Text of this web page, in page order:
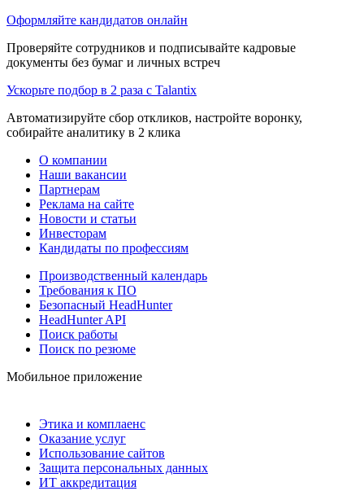
Оформляйте кандидатов онлайн
Проверяйте сотрудников и подписывайте кадровые
документы без бумаг и личных встреч
Ускорьте подбор в 2 раза с Talantix
Автоматизируйте сбор откликов, настройте воронку,
собирайте аналитику в 2 клика
О компании
Наши вакансии
Партнерам
Реклама на сайте
Новости и статьи
Инвесторам
Кандидаты по профессиям
Производственный календарь
Требования к ПО
Безопасный HeadHunter
HeadHunter API
Поиск работы
Поиск по резюме
Мобильное приложение
Этика и комплаенс
Оказание услуг
Использование сайтов
Защита персональных данных
ИТ аккредитация